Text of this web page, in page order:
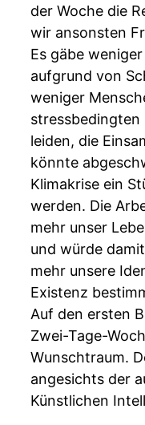
der Woche die
wir ansonsten
Es gäbe
aufgrund von
weniger
stressbedingten
leiden, die
könnte
Klimakrise ein
werden. Die
mehr unser
und würde
mehr unsere
Existenz
Auf den ersten
Zwei-Tage-
Wunschtraum.
angesichts der
Künstlichen